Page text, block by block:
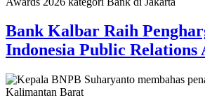
Bank Kalbar Raih
Indonesia Public Relations